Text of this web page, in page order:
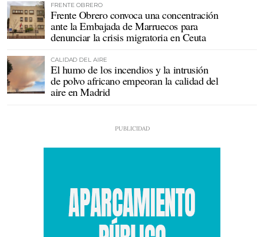
FRENTE OBRERO
Frente Obrero convoca una concentración
ante la Embajada de Marruecos para
denunciar la crisis migratoria en Ceuta
CALIDAD DEL AIRE
El humo de los incendios y la intrusión
de polvo africano empeoran la calidad del
aire en Madrid